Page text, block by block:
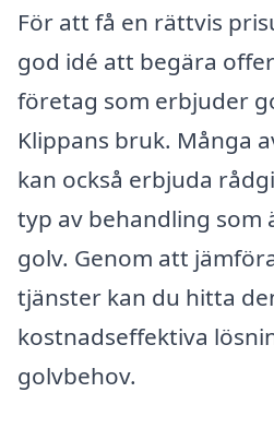
För att få en rättvis
god idé att begära
företag som erbjuder
Klippans bruk. Många
kan också erbjuda
typ av behandling som
golv. Genom att
tjänster kan du hitta
kostnadseffektiva
golvbehov.